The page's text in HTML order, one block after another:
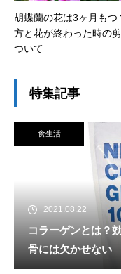
胡蝶蘭の花は3ヶ月もつ
方と花が終わった時の
ついて
特集記事
食生活
2021.08.22
コラーゲンとは？
骨には欠かせない